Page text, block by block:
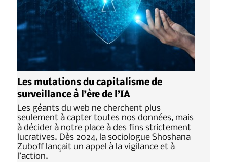
Les mutations du capitalisme de
surveillance à l’ère de l’IA
Les géants du web ne cherchent plus
seulement à capter toutes nos données, mais
à décider à notre place à des fins strictement
lucratives. Dès 2024, la sociologue Shoshana
Zuboff lançait un appel à la vigilance et à
l’action.